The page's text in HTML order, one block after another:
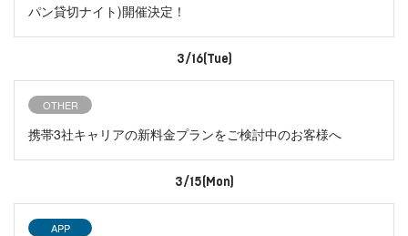
パン貸切ナイト)開催決定！
3/16(Tue)
OTHER
携帯3社キャリアの新料金プランをご検討中のお客様へ
3/15(Mon)
APP